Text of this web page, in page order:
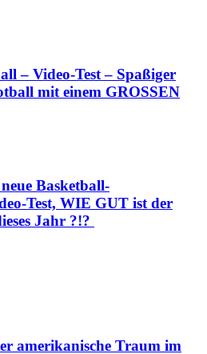
– Video-Test – Spaßiger
mit einem GROSSEN
Basketball-
Test, WIE GUT ist der
Jahr ?!?
amerikanische Traum im